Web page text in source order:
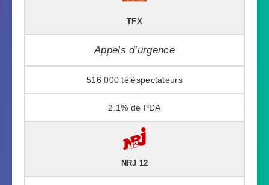
TFX
Appels d’urgence
516 000
2.1%
NRJ 12